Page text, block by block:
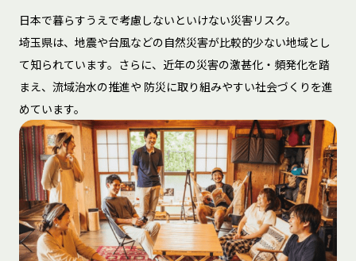
日本で暮らすうえで考慮しないといけない災害リスク。
埼玉県は、地震や台風などの自然災害が比較的少ない地域とし
て知られています。さらに、近年の災害の激甚化・頻発化を踏
まえ、流域治水の推進や 防災に取り組みやすい社会づくりを進
めています。